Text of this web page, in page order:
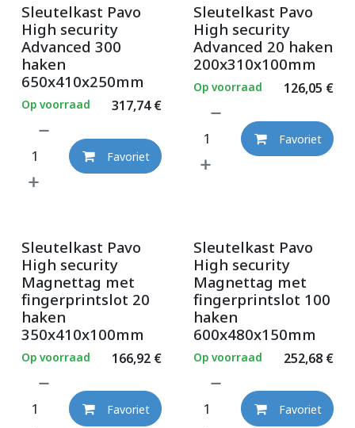
Sleutelkast Pavo
High security
Advanced 300
haken
650x410x250mm
317,74€
Op voorraad
Favoriet
Sleutelkast Pavo
High security
Advanced 20 haken
200x310x100mm
126,05 €
Op voorraad
Favoriet
Sleutelkast Pavo
High security
Magnettag met
fingerprintslot 20
haken
350x410x100mm
166,92€
Op voorraad
Favoriet
Sleutelkast Pavo
High security
Magnettag met
fingerprintslot 100
haken
600x480x150mm
252,68€
Op voorraad
Favoriet